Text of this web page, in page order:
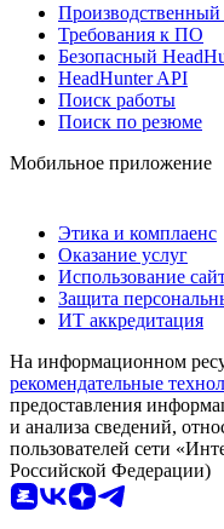
Производственный
Требования к ПО
Безопасный
HeadHunter API
Поиск работы
Поиск по резюме
Мобильное приложение
Этика и комплаенс
Оказание услуг
Использование
Защита
ИТ аккредитация
На информационном
рекомендательные
предоставления
и анализа сведений,
пользователей сети
Российской Федерации)